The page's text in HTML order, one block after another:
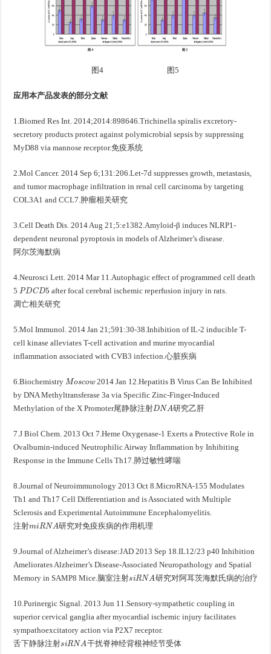
图4 图5
应用本产品发表的部分文献
1.Biomed Res Int. 2014;2014:898646.Trichinella spiralis excretory-
secretory products protect against polymicrobial sepsis by suppressing
MyD88 via mannose receptor. 免 疫系统
免疫系统
2.Mol Cancer. 2014 Sep 6;131 :206.Let-7d suppresses growth, metastasis,
and tumor macrophage infiltration in renal cell carcinoma by targeting
COL3A1 and CCL7.肿瘤相 关 研 究
肿瘤相关研究
3.Cell Death Dis. 2014 Aug 21;5:e1382.Amyloid-β induces NLRP1-
dependent neuronal pyroptosis in models of Alzheimer’s disease.
阿尔 茨海默 病
阿尔茨海默病
4.Neurosci Lett. 2014 Mar 11.Autophagic effect of programmed cell death
5PDCD5 after focal cerebral ischemic reperfusion injury in rats.
凋 亡相 关 研 究
凋亡相关研究
5.Mol Immunol. 2014 Jan 21;591 :30-38.Inhibition of IL-2 inducible T-
cell kinase alleviates T-cell activation and murine myocardial
inflammation associated with CVB3 infection. 心脏 疾 病
心 脏疾病
6.BiochemistryMo
2014 Jan 12.Hepatitis B Virus Can Be Inhibited
by DNA Methyltransferase 3a via Specific Zinc-Finger-Induced
Methylation of the X Promoter尾 静脉 注 射 研 究乙肝
尾静 脉注 射 DNA 研究乙肝
7.J Biol Chem. 2013 Oct 7.Heme Oxygenase-1 Exerts a Protective Role in
Ovalbumin-induced Neutrophilic Airway Inflammation by Inhibiting
Response in the Immune Cells Th17.肺过 敏 性哮喘
肺过敏性哮喘
8.Journal of Neuroimmunology 2013 Oct 8.MicroRNA-155 Modulates
Th1 and Th17 Cell Differentiation and is Associated with Multiple
Sclerosis and Experimental Autoimmune Encephalomyelitis.
注 射 研 究 对 免 疫 疾 病 的 作用 机理
注 射 iRNA 研究对免疫疾病的作用机理
9.Journal of Alzheimer’s disease:JAD 2013 Sep 18.IL12/23 p40 Inhibition
Ameliorates Alzheimer’s Disease-Associated Neuropathology and Spatial
Memory in SAMP8 Mice.脑室 注 射 研 究对 阿 茨 海 默氏 病 的 治 疗
脑室注 射 iRNA 研究对阿耳茨海默氏病的治疗
10.Purinergic Signal. 2013 Jun 11.Sensory-sympathetic coupling in
superior cervical ganglia after myocardial ischemic injury facilitates
sympathoexcitatory action via P2X7 receptor.
舌 静脉 注 射 扰脊 经背 根神 经节 受 体
舌下静 脉注 射 iRNA 干扰脊神经背根神经节受体